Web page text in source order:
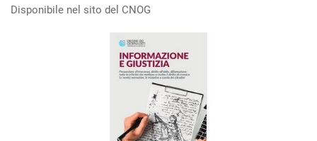
Disponibile nel sito del CNOG